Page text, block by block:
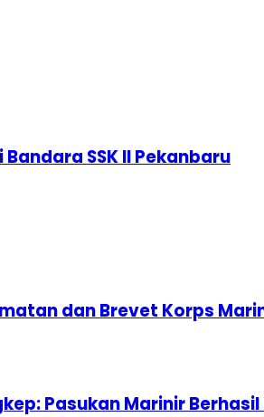
SSK II Pekanbaru
dan Brevet Korps
Pasukan Marinir